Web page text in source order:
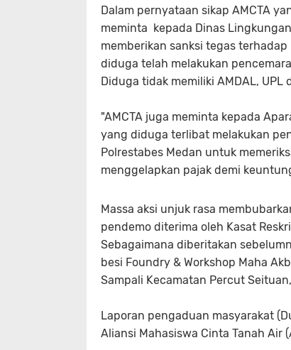
Dalam pernyataan sikap AMCTA
meminta kepada Dinas
memberikan sanksi tegas
diduga telah melakukan
Diduga tidak memiliki AMDAL, UPL
"AMCTA juga meminta kepada
yang diduga terlibat melakukan
Polrestabes Medan untuk
menggelapkan pajak demi
Massa aksi unjuk rasa
pendemo diterima oleh Kasat
Sebagaimana diberitakan
besi Foundry & Workshop Maha
Sampali Kecamatan Percut
Laporan pengaduan masyarakat
Aliansi Mahasiswa Cinta Tanah Air